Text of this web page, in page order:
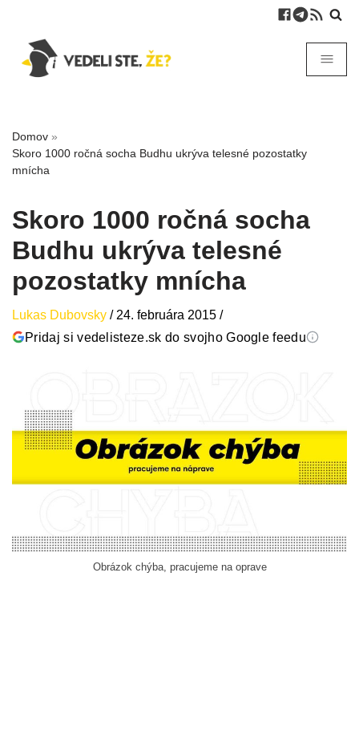
Domov »
Skoro 1000 ročná socha Budhu ukrýva telesné pozostatky
mnícha
Skoro 1000 ročná socha
Budhu ukrýva telesné
pozostatky mnícha
Lukas Dubovsky / 24. februára 2015 /
Pridaj si vedelisteze.sk do svojho Google feedu
Obrázok chýba, pracujeme na oprave